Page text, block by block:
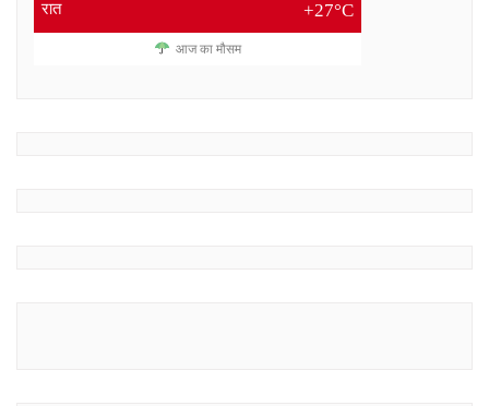
रात +27°C
आज का मौसम